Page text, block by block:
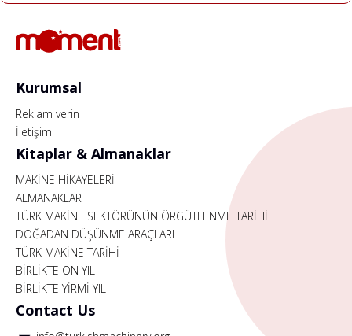
Kurumsal
Reklam verin
İletişim
Kitaplar & Almanaklar
MAKİNE HİKAYELERİ
ALMANAKLAR
TÜRK MAKİNE SEKTÖRÜNÜN ÖRGÜTLENME TARİHİ
DOĞADAN DÜŞÜNME ARAÇLARI
TÜRK MAKİNE TARİHİ
BİRLİKTE ON YIL
BİRLİKTE YİRMİ YIL
Contact Us